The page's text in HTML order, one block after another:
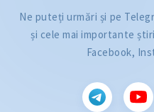
Ne puteți urmări și pe
și cele mai importante
Facebook,